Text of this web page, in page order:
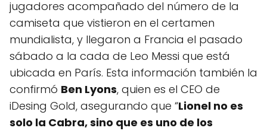
jugadores acompañado del número de la
camiseta que vistieron en el certamen
mundialista, y llegaron a Francia el pasado
sábado a la cada de Leo Messi que está
ubicada en París. Esta información también la
confirmó Ben Lyons, quien es el CEO de
iDesing Gold, asegurando que “Lionel no es
solo la Cabra, sino que es uno de los